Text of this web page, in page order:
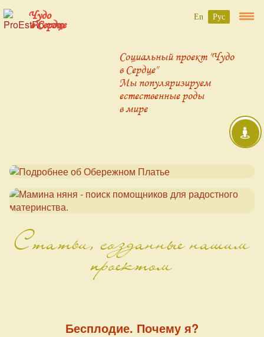
Чудо
в Сердце
Социальный проект "Чудо
в Сердце"
Мы популяризируем
естественные роды
в мире
Статьи, созданные нашим
проектом
Бесплодие. Почему я?
En Рус